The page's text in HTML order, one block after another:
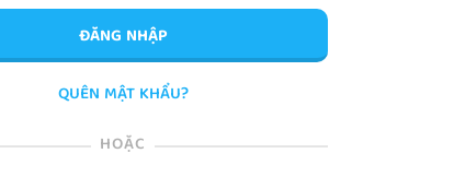
ĐĂNG NHẬP
QUÊN MẬT KHẨU?
HOẶC